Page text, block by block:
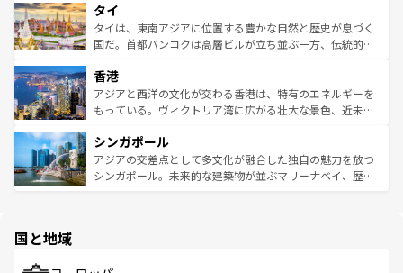
リティに包まれながら、韓国の多彩な魅力を心ゆくまで味
わってみてほしい。 なお、新着の韓国情報はコンテンツ一
覧を参照してほしい。
急速な発展と共に伝統が息づく。ハノイの古い町並みやホ
ーチミン市のフランス統治時代の建物も、独特の雰囲気を
醸し出している。また、バラエティの豊かさとおいしさで
とつ。フォーやバインミー、ベトナムコーヒーなどは、ぜ
ひ現地で味わいたい。どの地域を訪れてもあたたかい人々
が旅行者を迎えてくれるので、きっと忘れられない旅にな
参照してほしい。
タイ
タイは、東南アジアに位置する豊かな自然と歴史が息づく
国だ。首都バンコクは高層ビルが立ち並ぶ一方、伝統的な
の活気が交差している。北部ではチェンマイなどの山岳地
帯で自然と触れ合い、南部ではプーケットやクラビの美し
いビーチでリゾート気分を楽しむことができる。タイ料理
激する。気候は一年中温暖で、どの季節にも異なる楽しみ
が待っている。親しみやすいタイの人々、仏教を中心とし
た文化、そして多様な観光資源が、訪れる旅人を魅了し続
香港
アジアと西洋の文化が交わる香港は、特有のエネルギーを
もっている。ヴィクトリア湾に広がる壮大な景色、近未来
み、どこを訪れても感動するはず。観光スポットが密集し
ており、効率よく見どころを回れるのも魅力。息をのむよ
うな絶景から文化的な体験まで、香港を存分に楽しみ尽く
シンガポール
アジアの交差点として多文化が融合した独自の魅力を放つ
シンガポール。未来的な建築物が並ぶマリーナベイ、歴史
国と地域